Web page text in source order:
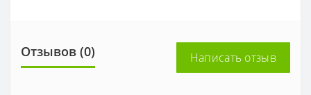
Отзывов (0) Написать отзыв